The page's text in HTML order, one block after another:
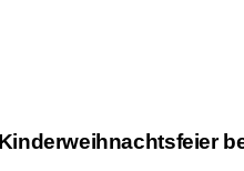
Kinderweihnachtsfeier